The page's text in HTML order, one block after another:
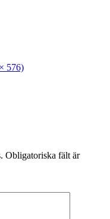
576)
Obligatoriska fält är